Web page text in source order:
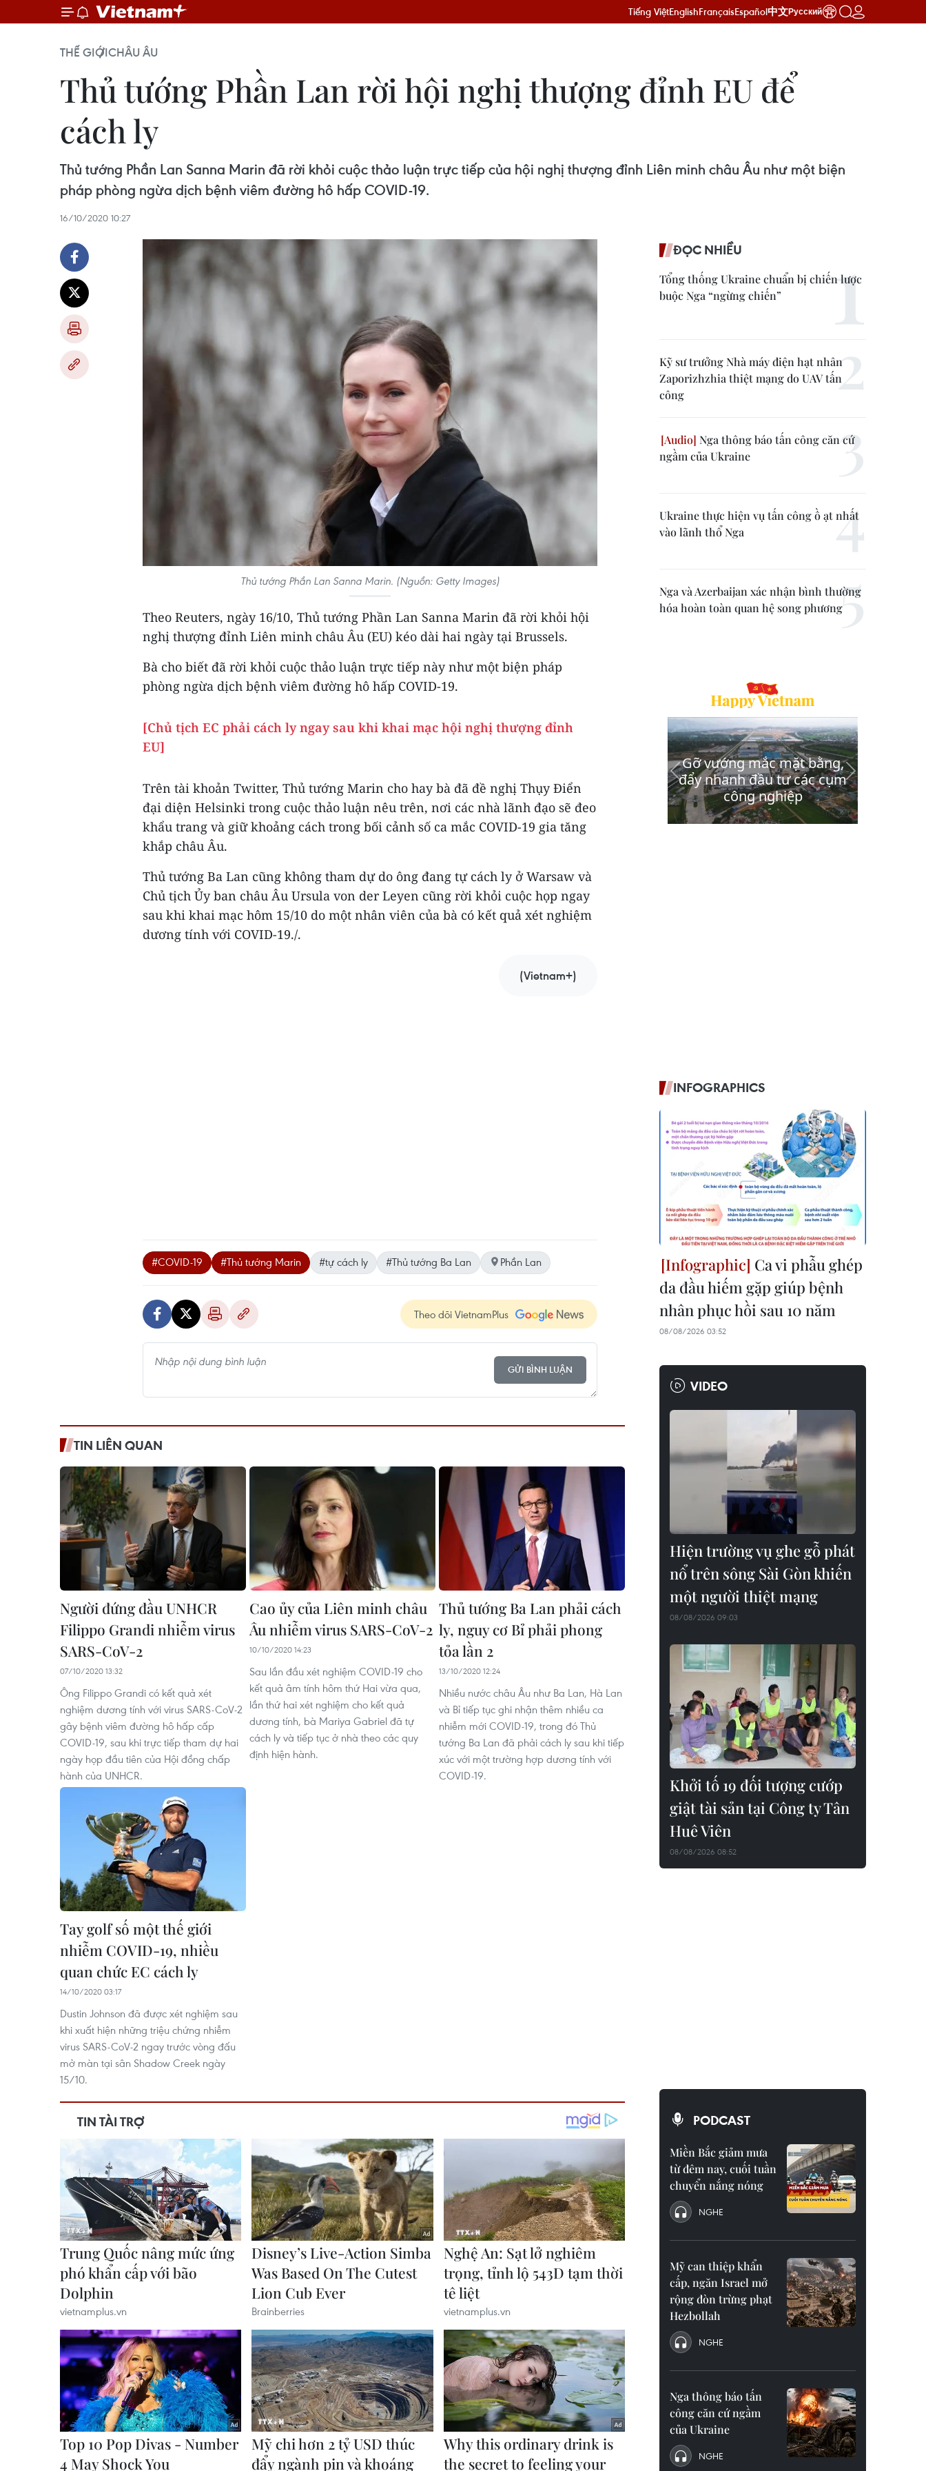
Tiếng ViệtEnglishFrançaisEspañol中文Русский
THẾ GIỚICHÂU ÂU
Thủ tướng Phần Lan rời hội nghị thượng đỉnh EU để
cách ly
Thủ tướng Phần Lan Sanna Marin đã rời khỏi cuộc thảo luận trực tiếp của hội nghị thượng đỉnh Liên minh châu Âu như một biện
pháp phòng ngừa dịch bệnh viêm đường hô hấp COVID-19.
16/10/2020 10:27
Thủ tướng Phần Lan Sanna Marin. (Nguồn: Getty Images)
Theo Reuters, ngày 16/10, Thủ tướng Phần Lan Sanna Marin đã rời khỏi hội
nghị thượng đỉnh Liên minh châu Âu (EU) kéo dài hai ngày tại Brussels.
Bà cho biết đã rời khỏi cuộc thảo luận trực tiếp này như một biện pháp
phòng ngừa dịch bệnh viêm đường hô hấp COVID-19.
[Chủ tịch EC phải cách ly ngay sau khi khai mạc hội nghị thượng đỉnh
EU]
Trên tài khoản Twitter, Thủ tướng Marin cho hay bà đã đề nghị Thụy Điển
đại diện Helsinki trong cuộc thảo luận nêu trên, nơi các nhà lãnh đạo sẽ đeo
khẩu trang và giữ khoảng cách trong bối cảnh số ca mắc COVID-19 gia tăng
khắp châu Âu.
Thủ tướng Ba Lan cũng không tham dự do ông đang tự cách ly ở Warsaw và
Chủ tịch Ủy ban châu Âu Ursula von der Leyen cũng rời khỏi cuộc họp ngay
sau khi khai mạc hôm 15/10 do một nhân viên của bà có kết quả xét nghiệm
dương tính với COVID-19./.
(Vietnam+)
#COVID-19 #Thủ tướng Marin #tự cách ly #Thủ tướng Ba Lan Phần Lan
Theo dõi VietnamPlus
GỬI BÌNH LUẬN
TIN LIÊN QUAN
Người đứng đầu UNHCR
Filippo Grandi nhiễm virus
SARS-CoV-2
07/10/2020 13:32
Ông Filippo Grandi có kết quả xét
nghiệm dương tính với virus SARS-CoV-2
gây bệnh viêm đường hô hấp cấp
COVID-19, sau khi trực tiếp tham dự hai
ngày họp đầu tiên của Hội đồng chấp
hành của UNHCR.
Cao ủy của Liên minh châu
Âu nhiễm virus SARS-CoV-2
10/10/2020 14:23
Sau lần đầu xét nghiệm COVID-19 cho
kết quả âm tính hôm thứ Hai vừa qua,
lần thứ hai xét nghiệm cho kết quả
dương tính, bà Mariya Gabriel đã tự
cách ly và tiếp tục ở nhà theo các quy
định hiện hành.
Thủ tướng Ba Lan phải cách
ly, nguy cơ Bỉ phải phong
tỏa lần 2
13/10/2020 12:24
Nhiều nước châu Âu như Ba Lan, Hà Lan
và Bỉ tiếp tục ghi nhận thêm nhiều ca
nhiễm mới COVID-19, trong đó Thủ
tướng Ba Lan đã phải cách ly sau khi tiếp
xúc với một trường hợp dương tính với
COVID-19.
Tay golf số một thế giới
nhiễm COVID-19, nhiều
quan chức EC cách ly
14/10/2020 03:17
Dustin Johnson đã được xét nghiệm sau
khi xuất hiện những triệu chứng nhiễm
virus SARS-CoV-2 ngay trước vòng đấu
mở màn tại sân Shadow Creek ngày
15/10.
ĐỌC NHIỀU
Tổng thống Ukraine chuẩn bị chiến lược
buộc Nga “ngừng chiến”
Kỹ sư trưởng Nhà máy điện hạt nhân
Zaporizhzhia thiệt mạng do UAV tấn
công
Nga thông báo tấn công căn cứ
ngầm của Ukraine
Ukraine thực hiện vụ tấn công ồ ạt nhất
vào lãnh thổ Nga
Nga và Azerbaijan xác nhận bình thường
hóa hoàn toàn quan hệ song phương
INFOGRAPHICS
Ca vi phẫu ghép
da đầu hiếm gặp giúp bệnh
nhân phục hồi sau 10 năm
08/08/2026 03:52
VIDEO
Hiện trường vụ ghe gỗ phát
nổ trên sông Sài Gòn khiến
một người thiệt mạng
08/08/2026 09:03
Khởi tố 19 đối tượng cướp
giật tài sản tại Công ty Tân
Huê Viên
08/08/2026 08:52
PODCAST
Miền Bắc giảm mưa
từ đêm nay, cuối tuần
chuyển nắng nóng
NGHE
Mỹ can thiệp khẩn
cấp, ngăn Israel mở
rộng đòn trừng phạt
Hezbollah
NGHE
Nga thông báo tấn
công căn cứ ngầm
của Ukraine
NGHE